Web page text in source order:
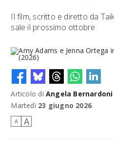
Il film, scritto e diretto da
sale il prossimo ottobre
Amy Adams e Jenna Ortega in
Articolo di Angela Bernardoni
Martedì 23 giugno 2026
A A